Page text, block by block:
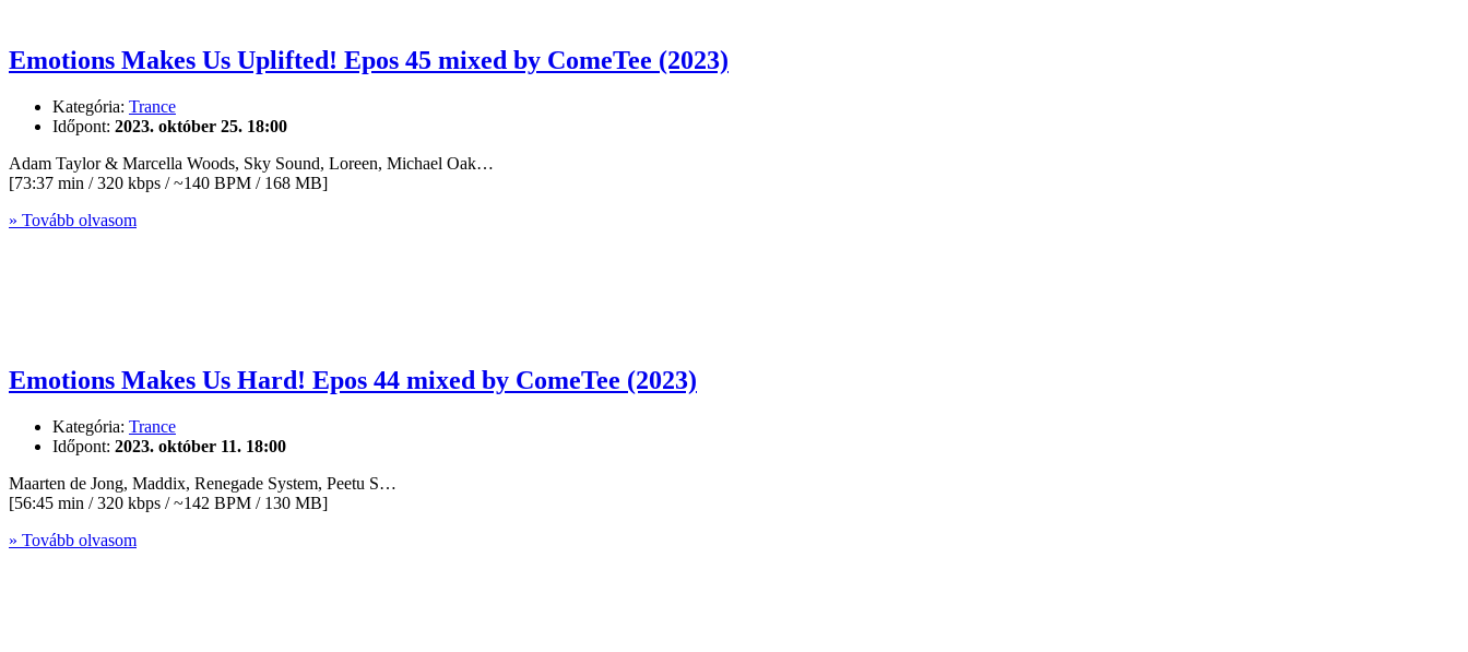
Emotions Makes Us Uplifted! Epos 45 mixed by ComeTee (2023)
Kategória: Trance
Időpont: 2023. október 25. 18:00
Adam Taylor & Marcella Woods, Sky Sound, Loreen, Michael Oak…
[73:37 min / 320 kbps / ~140 BPM / 168 MB]
» Tovább olvasom
Emotions Makes Us Hard! Epos 44 mixed by ComeTee (2023)
Kategória: Trance
Időpont: 2023. október 11. 18:00
Maarten de Jong, Maddix, Renegade System, Peetu S…
[56:45 min / 320 kbps / ~142 BPM / 130 MB]
» Tovább olvasom